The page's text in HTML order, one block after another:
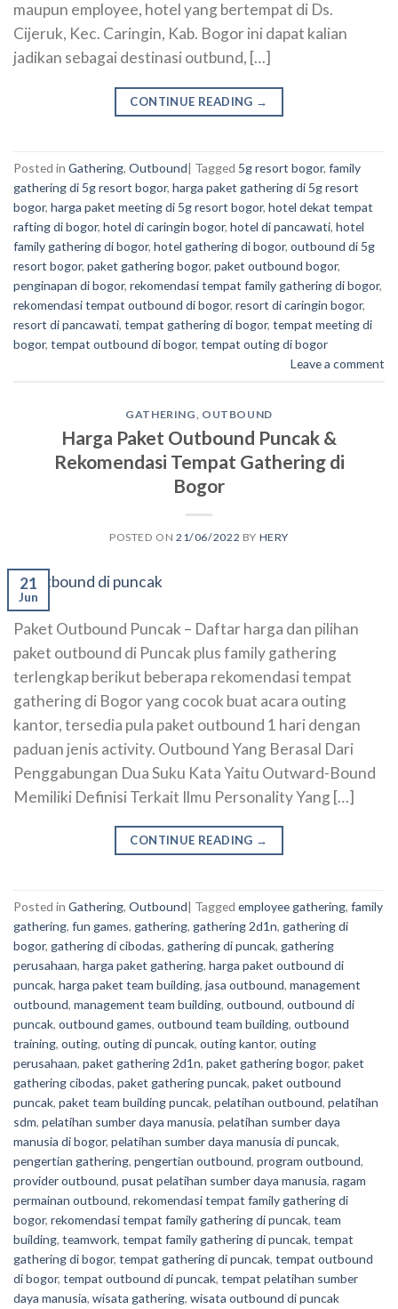
maupun employee, hotel yang bertempat di Ds.
Cijeruk, Kec. Caringin, Kab. Bogor ini dapat kalian
jadikan sebagai destinasi outbund, […]
CONTINUE READING →
Posted in Gathering, Outbound| Tagged 5g resort bogor, family
gathering di 5g resort bogor, harga paket gathering di 5g resort
bogor, harga paket meeting di 5g resort bogor, hotel dekat tempat
rafting di bogor, hotel di caringin bogor, hotel di pancawati, hotel
family gathering di bogor, hotel gathering di bogor, outbound di 5g
resort bogor, paket gathering bogor, paket outbound bogor,
penginapan di bogor, rekomendasi tempat family gathering di bogor,
rekomendasi tempat outbound di bogor, resort di caringin bogor,
resort di pancawati, tempat gathering di bogor, tempat meeting di
bogor, tempat outbound di bogor, tempat outing di bogor
Leave a comment
GATHERING, OUTBOUND
Harga Paket Outbound Puncak &
Rekomendasi Tempat Gathering di
Bogor
POSTED ON21/06/2022 BY HERY
21
Jun
Paket Outbound Puncak – Daftar harga dan pilihan
paket outbound di Puncak plus family gathering
terlengkap berikut beberapa rekomendasi tempat
gathering di Bogor yang cocok buat acara outing
kantor, tersedia pula paket outbound 1 hari dengan
paduan jenis activity. Outbound Yang Berasal Dari
Penggabungan Dua Suku Kata Yaitu Outward-Bound
Memiliki Definisi Terkait Ilmu Personality Yang […]
CONTINUE READING →
Posted in Gathering, Outbound| Tagged employee gathering, family
gathering, fun games, gathering, gathering 2d1n, gathering di
bogor, gathering di cibodas, gathering di puncak, gathering
perusahaan, harga paket gathering, harga paket outbound di
puncak, harga paket team building, jasa outbound, management
outbound, management team building, outbound, outbound di
puncak, outbound games, outbound team building, outbound
training, outing, outing di puncak, outing kantor, outing
perusahaan, paket gathering 2d1n, paket gathering bogor, paket
gathering cibodas, paket gathering puncak, paket outbound
puncak, paket team building puncak, pelatihan outbound, pelatihan
sdm, pelatihan sumber daya manusia, pelatihan sumber daya
manusia di bogor, pelatihan sumber daya manusia di puncak,
pengertian gathering, pengertian outbound, program outbound,
provider outbound, pusat pelatihan sumber daya manusia, ragam
permainan outbound, rekomendasi tempat family gathering di
bogor, rekomendasi tempat family gathering di puncak, team
building, teamwork, tempat family gathering di puncak, tempat
gathering di bogor, tempat gathering di puncak, tempat outbound
di bogor, tempat outbound di puncak, tempat pelatihan sumber
daya manusia, wisata gathering, wisata outbound di puncak